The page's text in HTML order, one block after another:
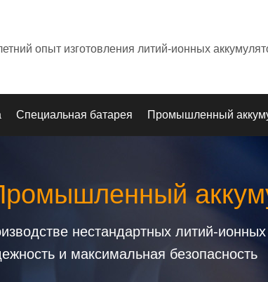
опыт изготовления литий-ионных
Специальная батарея Промышленный
нестандартных литий-
и максимальная безопасность